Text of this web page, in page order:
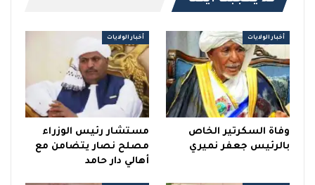
أخبار الولايات
وفاة السكرتير الخاص
بالرئيس جعفر نميري
أخبار الولايات
مستشار رئيس الوزراء
مصلح نصار يتضامن مع
أهالي دار حامد